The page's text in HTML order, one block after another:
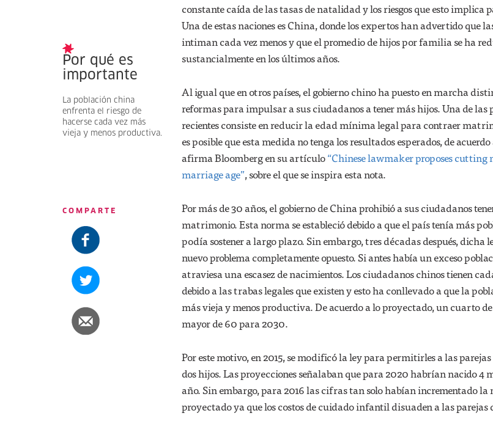
Por qué es
importante
La población china
enfrenta el riesgo de
hacerse cada vez más
vieja y menos productiva.
COMPARTE
constante caída de las tasas de natalidad y los riesgos que esto implica
Una de estas naciones es China, donde los expertos han advertido que
intiman cada vez menos y que el promedio de hijos por familia se ha
sustancialmente en los últimos años.
Al igual que en otros países, el gobierno chino ha puesto en marcha
reformas para impulsar a sus ciudadanos a tener más hijos. Una de las
recientes consiste en reducir la edad mínima legal para contraer
es posible que esta medida no tenga los resultados esperados, de
afirma Bloomberg en su artículo“Chinese lawmaker proposes cutting
marriage age”, sobre el que se inspira esta nota.
Por más de 30 años, el gobierno de China prohibió a sus ciudadanos
matrimonio. Esta norma se estableció debido a que el país tenía más
podía sostener a largo plazo. Sin embargo, tres décadas después, dicha
nuevo problema completamente opuesto. Si antes había un exceso
atraviesa una escasez de nacimientos. Los ciudadanos chinos tienen
debido a las trabas legales que existen y esto ha conllevado a que la
más vieja y menos productiva. De acuerdo a lo proyectado, un cuarto
mayor de 60 para 2030.
Por este motivo, en 2015, se modificó la ley para permitirles a las
dos hijos. Las proyecciones señalaban que para 2020 habrían nacido 4
año. Sin embargo, para 2016 las cifras tan solo habían incrementado la
proyectado ya que los costos de cuidado infantil disuaden a las parejas